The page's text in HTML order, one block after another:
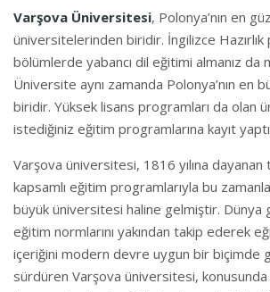
Varşova Üniversitesi, Polonya’nın en
üniversitelerinden biridir. İngilizce Hazırlık
bölümlerde yabancı dil eğitimi almanız da
Üniversite aynı zamanda Polonya’nın en
biridir. Yüksek lisans programları da olan
istediğiniz eğitim programlarına kayıt
Varşova üniversitesi, 1816 yılına
kapsamlı eğitim programlarıyla bu
büyük üniversitesi haline gelmiştir. Dünya
eğitim normlarını yakından takip ederek
içeriğini modern devre uygun bir biçimde
sürdüren Varşova üniversitesi, konusunda